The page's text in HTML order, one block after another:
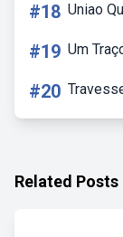
#18 Uniao
#19 Um
#20
Related Posts